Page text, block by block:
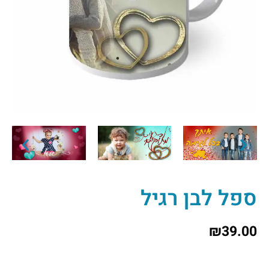
ספל לבן רגיל
₪39.00